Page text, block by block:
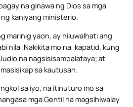
na ginawa ng Dios sa mga
kaniyang ministerio.
marinig yaon, ay niluwalhati ang
nila, Nakikita mo na, kapatid, kung
na nagsisisampalataya; at
sa kautusan.
sa iyo, na itinuturo mo sa
mga Gentil na magsihiwalay